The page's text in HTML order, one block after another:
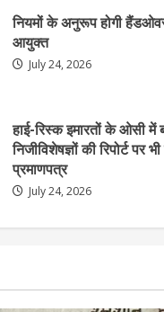
हाई-रिस्क इमारतों के ओसी में
निजीविशेषज्ञों की रिपोर्ट पर
प्रमाणपत्र
July 24, 2026
एचईआरसी के अध्यक्ष नंद लाल
July 24, 2026